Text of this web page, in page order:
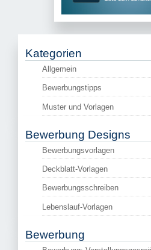
Kategorien
Allgemein
Bewerbungstipps
Muster und Vorlagen
Bewerbung Designs
Bewerbungsvorlagen
Deckblatt-Vorlagen
Bewerbungsschreiben
Lebenslauf-Vorlagen
Bewerbung